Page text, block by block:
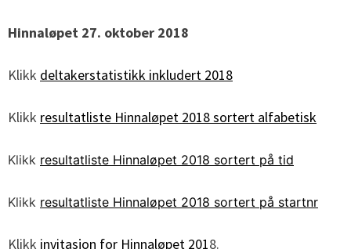
Hinnaløpet 27. oktober 2018
Klikk deltakerstatistikk inkludert 2018
Klikk resultatliste Hinnaløpet 2018 sortert alfabetisk
Klikk resultatliste Hinnaløpet 2018 sortert på tid
Klikk resultatliste Hinnaløpet 2018 sortert på startnr
Klikk invitasjon for Hinnaløpet 2018.